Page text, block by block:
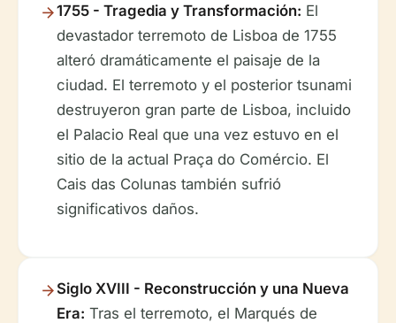
1755 - Tragedia y Transformación: El
devastador terremoto de Lisboa de 1755
alteró dramáticamente el paisaje de la
ciudad. El terremoto y el posterior tsunami
destruyeron gran parte de Lisboa, incluido
el Palacio Real que una vez estuvo en el
sitio de la actual Praça do Comércio. El
Cais das Colunas también sufrió
significativos daños.
Siglo XVIII - Reconstrucción y una Nueva
Era: Tras el terremoto, el Marqués de